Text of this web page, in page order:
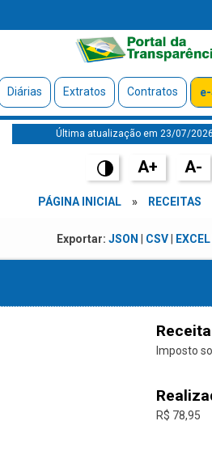
Diárias Extratos Contratos
Última atualização em 23/07/
A+ A-
PÁGINA INICIAL » RECEITAS
Exportar: JSON CSV| EXCEL|
Imposto
R$ 78,95